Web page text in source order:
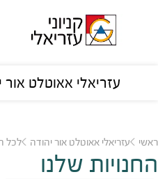
עזריאלי אאוטלט אור
ראשי עזריאלי אאוטלט אור יהודה לכל
החנויות שלנו